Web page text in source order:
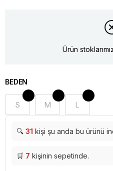
Ürün
BEDEN
S M L
🔍 31 kişi şu anda bu ürünü
🛒 7 kişinin sepetinde.